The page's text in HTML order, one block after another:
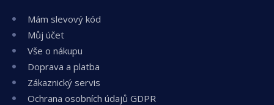
Mám slevový kód
Můj účet
Vše o nákupu
Doprava a platba
Zákaznický servis
Ochrana osobních údajů GDPR